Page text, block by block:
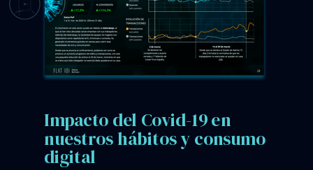
Impacto del Covid-19 en
nuestros hábitos y consumo
digital